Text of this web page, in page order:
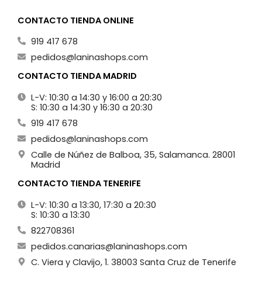
CONTACTO TIENDA ONLINE
919 417 678
pedidos@laninashops.com
CONTACTO TIENDA MADRID
L-V: 10:30 a 14:30 y 16:00 a 20:30
S: 10:30 a 14:30 y 16:30 a 20:30
919 417 678
pedidos@laninashops.com
Calle de Núñez de Balboa, 35, Salamanca. 28001
Madrid
CONTACTO TIENDA TENERIFE
L-V: 10:30 a 13:30, 17:30 a 20:30
S: 10:30 a 13:30
822708361
pedidos.canarias@laninashops.com
C. Viera y Clavijo, 1. 38003 Santa Cruz de Tenerife